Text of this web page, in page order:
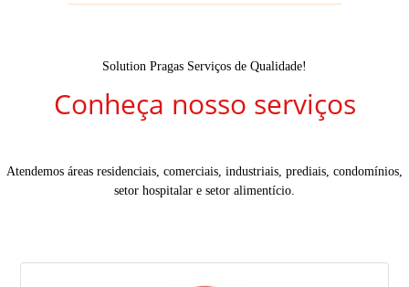
Solution Pragas Serviços de Qualidade!
Conheça nosso serviços
Atendemos áreas residenciais, comerciais, industriais, prediais, condomínios,
setor hospitalar e setor alimentício.